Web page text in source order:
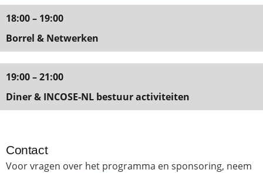
18:00 – 19:00
Borrel & Netwerken
19:00 – 21:00
Diner & INCOSE-NL bestuur activiteiten
Contact
Voor vragen over het programma en sponsoring, neem